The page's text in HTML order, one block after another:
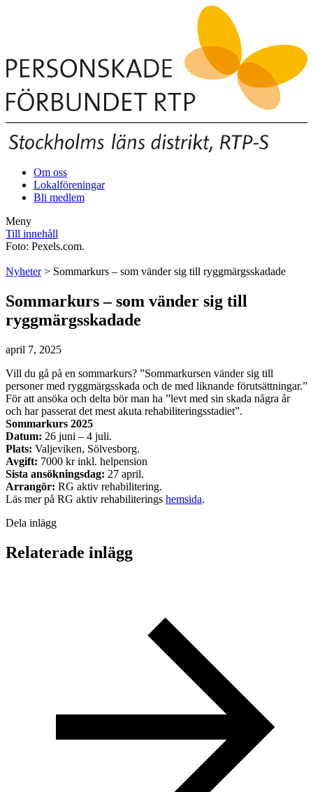
Om oss
Lokalföreningar
Bli medlem
Meny
Till innehåll
Foto: Pexels.com.
Nyheter> Sommarkurs – som vänder sig till ryggmärgsskadade
Sommarkurs – som vänder sig till
ryggmärgsskadade
april 7, 2025
Vill du gå på en sommarkurs? ”Sommarkursen vänder sig till
personer med ryggmärgsskada och de med liknande förutsättningar.”
För att ansöka och delta bör man ha ”levt med sin skada några år
och har passerat det mest akuta rehabiliteringsstadiet”.
Sommarkurs 2025
Datum: 26 juni – 4 juli.
Plats: Valjeviken, Sölvesborg.
Avgift: 7000 kr inkl. helpension
Sista ansökningsdag: 27 april.
Arrangör: RG aktiv rehabilitering.
Läs mer på RG aktiv rehabiliterings hemsida.
Dela inlägg
Relaterade inlägg